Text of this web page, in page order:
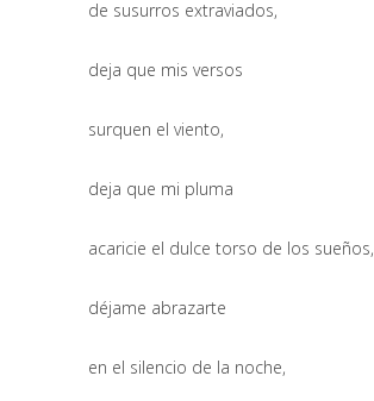
de susurros extraviados,
deja que mis versos
surquen el viento,
deja que mi pluma
acaricie el dulce torso de los sueños,
déjame abrazarte
en el silencio de la noche,